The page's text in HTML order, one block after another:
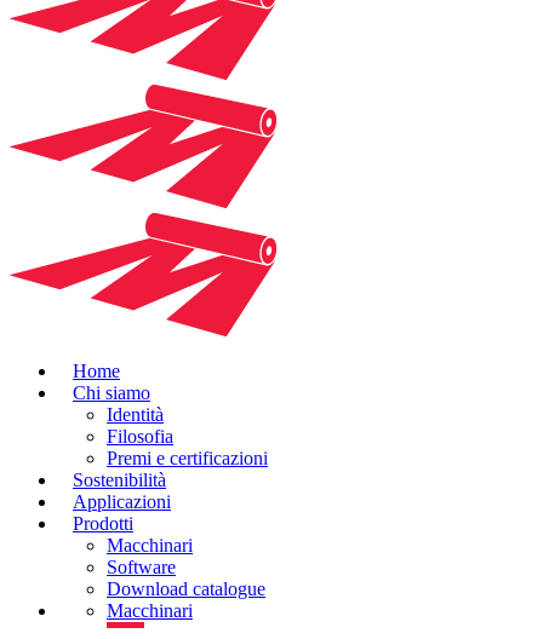
Home
Chi siamo
Identità
Filosofia
Premi e certificazioni
Sostenibilità
Applicazioni
Prodotti
Macchinari
Software
Download catalogue
Macchinari